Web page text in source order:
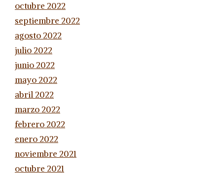
octubre 2022
septiembre 2022
agosto 2022
julio 2022
junio 2022
mayo 2022
abril 2022
marzo 2022
febrero 2022
enero 2022
noviembre 2021
octubre 2021